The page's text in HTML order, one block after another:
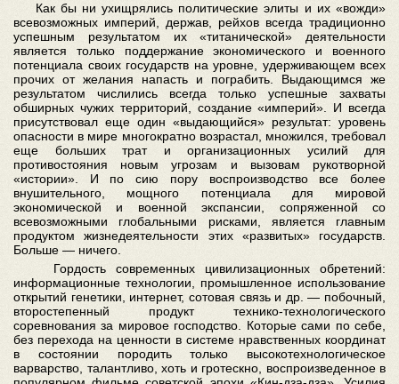
Как бы ни ухищрялись политические элиты и их «вожди»
всевозможных империй, держав, рейхов всегда традиционно
успешным результатом их «титанической» деятельности
является только поддержание экономического и военного
потенциала своих государств на уровне, удерживающем всех
прочих от желания напасть и пограбить. Выдающимся же
результатом числились всегда только успешные захваты
обширных чужих территорий, создание «империй». И всегда
присутствовал еще один «выдающийся» результат: уровень
опасности в мире многократно возрастал, множился, требовал
еще больших трат и организационных усилий для
противостояния новым угрозам и вызовам рукотворной
«истории». И по сию пору воспроизводство все более
внушительного, мощного потенциала для мировой
экономической и военной экспансии, сопряженной со
всевозможными глобальными рисками, является главным
продуктом жизнедеятельности этих «развитых» государств.
Больше — ничего.
Гордость современных цивилизационных обретений:
информационные технологии, промышленное использование
открытий генетики, интернет, сотовая связь и др. — побочный,
второстепенный продукт технико-технологического
соревнования за мировое господство. Которые сами по себе,
без перехода на ценности в системе нравственных координат
в состоянии породить только высокотехнологическое
варварство, талантливо, хоть и гротескно, воспроизведенное в